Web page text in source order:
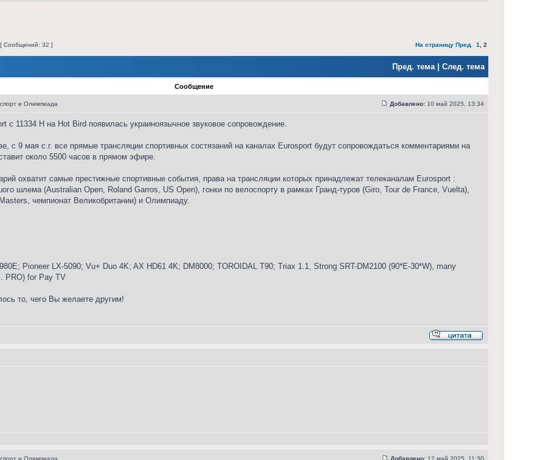
[ Сообщений: 32 ] На страницу Пред. 1 2
Пред. тема| След. тема
Сообщение
и Олимпиада Добавлено: 10 май 2025, 13:34
с 11334 Н на Hot Bird появилась украиноязычное звуковое сопровождение.
с 9 мая с.г. все прямые трансляции спортивных состязаний на каналах Eurosport будут сопровождаться комментариями на
около 5500 часов в прямом эфире.
охватит самые престижные спортивные события, права на трансляции которых принадлежат телеканалам Eurosport :
шлема (Australian Open, Roland Garros, US Open), гонки по велоспорту в рамках Гранд-туров (Giro, Tour de France, Vuelta),
чемпионат Великобритании) и Олимпиаду.
Pioneer LX-5090; Vu+ Duo 4K; AX HD61 4K; DM8000; TOROIDAL T90; Triax 1.1, Strong SRT-DM2100 (90*E-30*W), many
PRO) for Pay TV
то, чего Вы желаете другим!
и Олимпиада Добавлено: 12 май 2025, 11:30